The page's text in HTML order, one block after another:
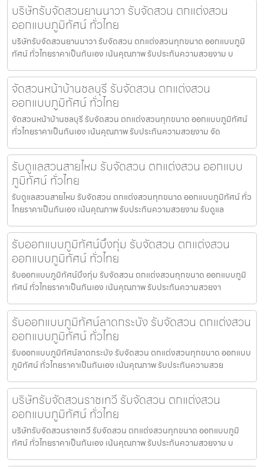
บริษัทรับจัดสวนยานนาวา รับจัดสวน ตกแต่งสวน
ออกแบบภูมิทัศน์ ทั่วไทย
บริษัทรับจัดสวนยานนาวา รับจัดสวน ตกแต่งสวนทุกขนาด ออกแบบภูมิ
ทัศน์ ทั่วไทยราคาเป็นกันเอง เน้นคุณภาพ รับประกันความสวยงาม บ
จัดสวนหน้าบ้านชลบุรี รับจัดสวน ตกแต่งสวน
ออกแบบภูมิทัศน์ ทั่วไทย
จัดสวนหน้าบ้านชลบุรี รับจัดสวน ตกแต่งสวนทุกขนาด ออกแบบภูมิทัศน์
ทั่วไทยราคาเป็นกันเอง เน้นคุณภาพ รับประกันความสวยงาม จัด
รับดูแลสวนสายไหม รับจัดสวน ตกแต่งสวน ออกแบบ
ภูมิทัศน์ ทั่วไทย
รับดูแลสวนสายไหม รับจัดสวน ตกแต่งสวนทุกขนาด ออกแบบภูมิทัศน์ ทั่ว
ไทยราคาเป็นกันเอง เน้นคุณภาพ รับประกันความสวยงาม รับดูแล
รับออกแบบภูมิทัศน์บึงกุ่ม รับจัดสวน ตกแต่งสวน
ออกแบบภูมิทัศน์ ทั่วไทย
รับออกแบบภูมิทัศน์บึงกุ่ม รับจัดสวน ตกแต่งสวนทุกขนาด ออกแบบภูมิ
ทัศน์ ทั่วไทยราคาเป็นกันเอง เน้นคุณภาพ รับประกันความสวยงา
รับออกแบบภูมิทัศน์ลาดกระบัง รับจัดสวน ตกแต่งสวน
ออกแบบภูมิทัศน์ ทั่วไทย
รับออกแบบภูมิทัศน์ลาดกระบัง รับจัดสวน ตกแต่งสวนทุกขนาด ออกแบบ
ภูมิทัศน์ ทั่วไทยราคาเป็นกันเอง เน้นคุณภาพ รับประกันความสวย
บริษัทรับจัดสวนราชเทวี รับจัดสวน ตกแต่งสวน
ออกแบบภูมิทัศน์ ทั่วไทย
บริษัทรับจัดสวนราชเทวี รับจัดสวน ตกแต่งสวนทุกขนาด ออกแบบภูมิ
ทัศน์ ทั่วไทยราคาเป็นกันเอง เน้นคุณภาพ รับประกันความสวยงาม บ